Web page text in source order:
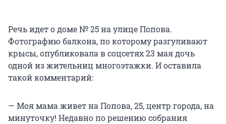
Речь идет о доме № 25 на улице Попова.
Фотографию балкона, по которому разгуливают
крысы, опубликовала в соцсетях 23 мая дочь
одной из жительниц многоэтажки. И оставила
такой комментарий:
— Моя мама живет на Попова, 25, центр города, на
минуточку! Недавно по решению собрания